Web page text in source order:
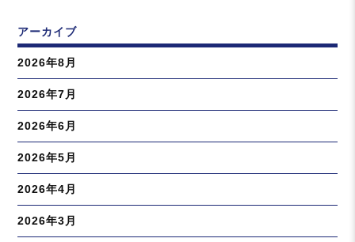
アーカイブ
2026年8月
2026年7月
2026年6月
2026年5月
2026年4月
2026年3月